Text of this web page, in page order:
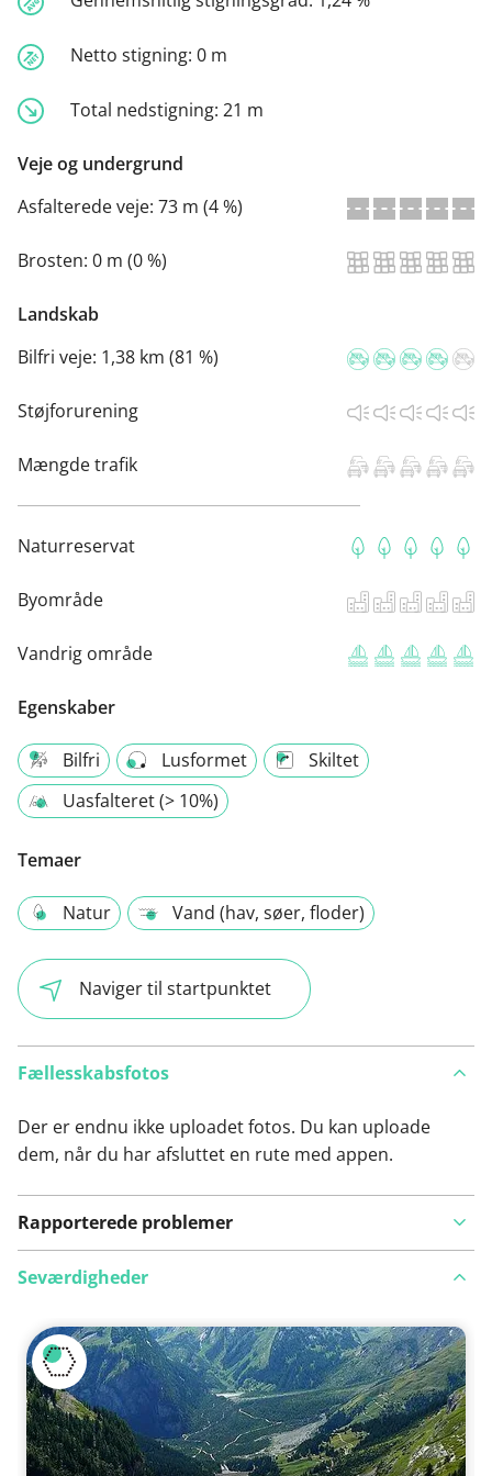
Netto stigning: 0 m
Total nedstigning: 21 m
Veje og undergrund
Asfalterede veje: 73 m (4 %)
Brosten: 0 m (0 %)
Landskab
Bilfri veje: 1,38 km (81 %)
Støjforurening
Mængde trafik
Naturreservat
Byområde
Vandrig område
Egenskaber
Bilfri Lusformet
Skiltet
Uasfalteret (> 10%)
Temaer
Natur Vand (hav, søer, floder)
Naviger til startpunktet
Fællesskabsfotos
Der er endnu ikke uploadet fotos. Du kan uploade
dem, når du har afsluttet en rute med appen.
Rapporterede problemer
Se på kort
Seværdigheder